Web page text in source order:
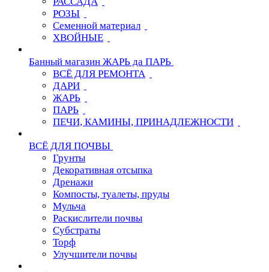
РОЗЫ
Семенной материал
ХВОЙНЫЕ
Банный магазин ЖАРЬ да ПАРЬ
ВСЁ ДЛЯ РЕМОНТА
ДАРИ
ЖАРЬ
ПАРЬ
ПЕЧИ, КАМИНЫ, ПРИНАДЛЕЖНОСТИ
ВСЁ ДЛЯ ПОЧВЫ
Грунты
Декоративная отсыпка
Дренажи
Компосты, туалеты, пруды
Мульча
Раскислители почвы
Субстраты
Торф
Улучшители почвы